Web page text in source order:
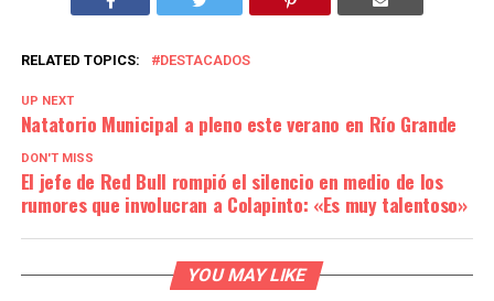
RELATED TOPICS: DESTACADOS
UP NEXT
Natatorio Municipal a pleno este verano en Río Grande
DON'T MISS
El jefe de Red Bull rompió el silencio en medio de los
rumores que involucran a Colapinto: «Es muy talentoso»
YOU MAY LIKE